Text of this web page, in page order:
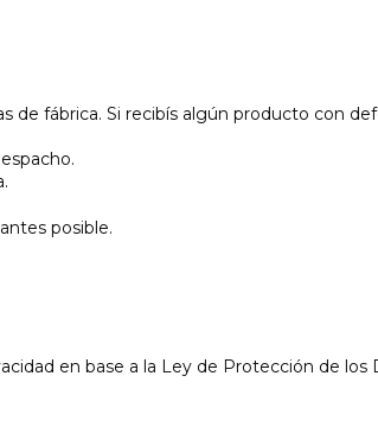
de fábrica. Si recibís algún producto con
posible.
en base a la Ley de Protección de los